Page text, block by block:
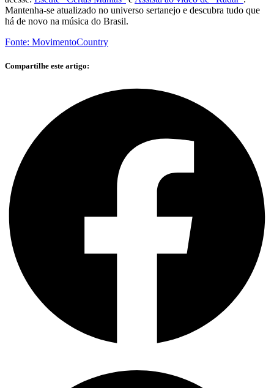
Mantenha-se atualizado no universo sertanejo e descubra tudo que
há de novo na música do Brasil.
Fonte: MovimentoCountry
Compartilhe este artigo: